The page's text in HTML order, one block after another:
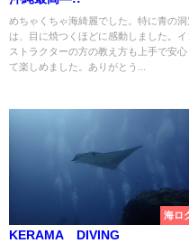
めちゃくちゃ海綺麗でした。特に青の洞
は、目に焼つくほどに感動しました。イ
ストラクターの方の教え方も上手で安心
て楽しめました。ありがとう...
海ロ
KERAMA DIVING